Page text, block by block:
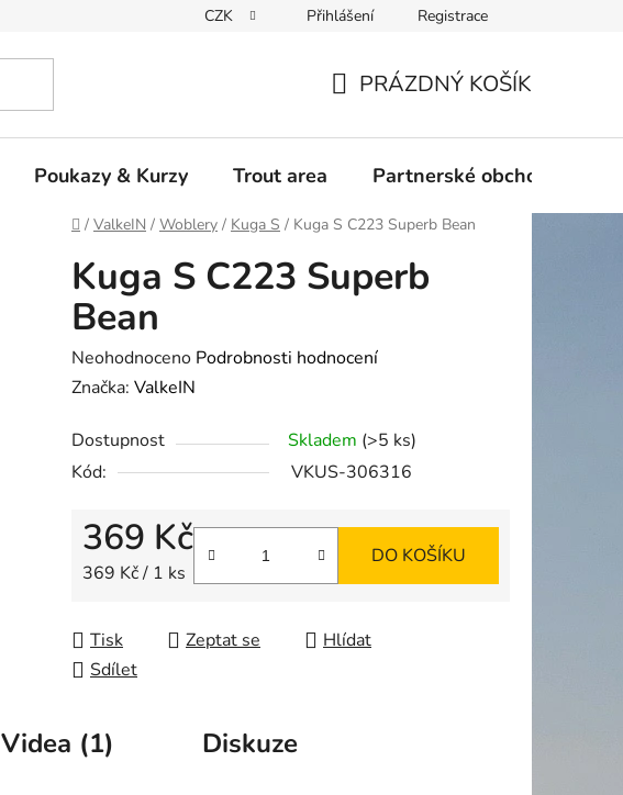
CZK Přihlášení Registrace
KOŠÍK
PRÁZDNÝ KOŠÍK
Poukazy & Kurzy Trout area Partnerské obchody
Domů
/ ValkeIN / Woblery / Kuga S / Kuga S C223 Superb Bean
Kuga S C223 Superb
Bean
Průměrné
hodnocení
je
0,0
hvězdiček.
Neohodnoceno Podrobnosti hodnocení
Značka: ValkeIN
Dostupnost Skladem (>5 ks)
Kód:
VKUS-306316
369 Kč
Měrná cena:
369 Kč / 1 ks
DO KOŠÍKU
Tisk Zeptat se
Hlídat
Sdílet
Videa (1) Diskuze